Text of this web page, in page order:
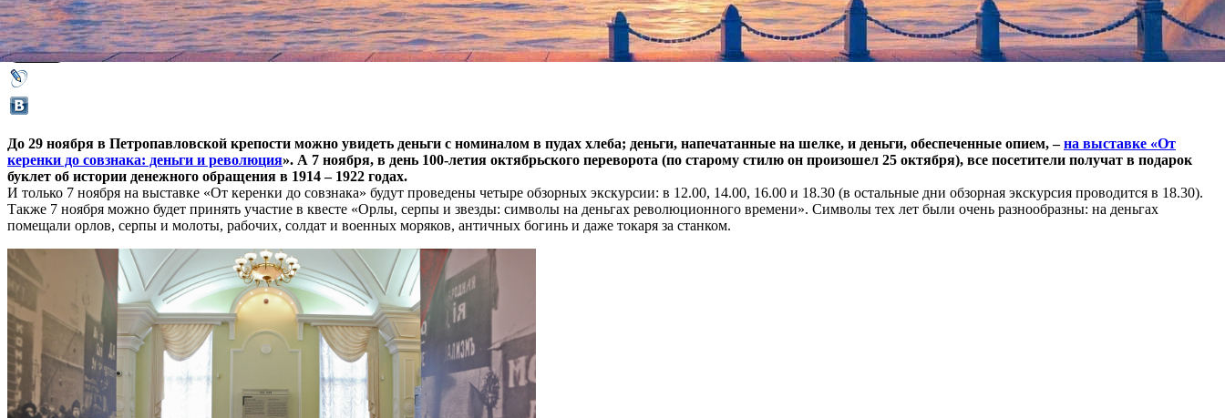
06 ноября 2017,10:00 Версия для печати
До 29 ноября в Петропавловской крепости можно увидеть деньги с номиналом в пудах хлеба; деньги, напечатанные на шелке, и деньги, обеспеченные опием, –на выставке «От
керенки до совзнака: деньги и революция». А 7 ноября, в день 100-летия октябрьского переворота (по старому стилю он произошел 25 октября), все посетители получат в подарок
буклет об истории денежного обращения в 1914 – 1922 годах.
И только 7 ноября на выставке «От керенки до совзнака» будут проведены четыре обзорных экскурсии: в 12.00, 14.00, 16.00 и 18.30 (в остальные дни обзорная экскурсия проводится в 18.30).
Также 7 ноября можно будет принять участие в квесте «Орлы, серпы и звезды: символы на деньгах революционного времени». Символы тех лет были очень разнообразны: на деньгах
помещали орлов, серпы и молоты, рабочих, солдат и военных моряков, античных богинь и даже токаря за станком.